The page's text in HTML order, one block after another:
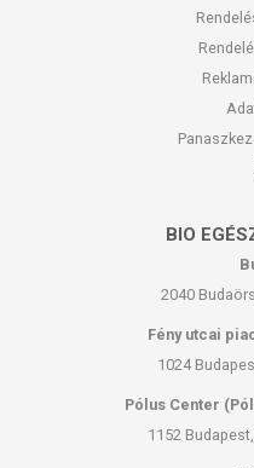
BIO
2040
Fény utcai
1024
Pólus Center
1152